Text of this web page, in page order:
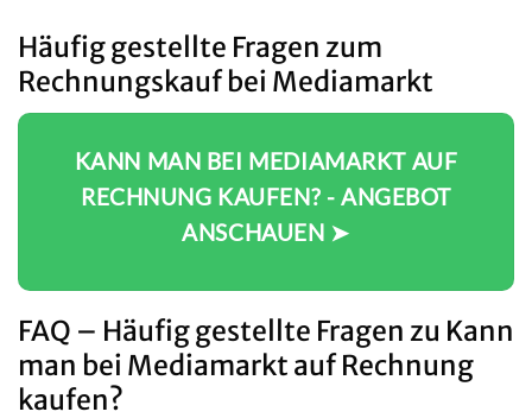
Häufig gestellte Fragen zum
Rechnungskauf bei Mediamarkt
KANN MAN BEI MEDIAMARKT AUF
RECHNUNG KAUFEN? - ANGEBOT
ANSCHAUEN ➤
FAQ – Häufig gestellte Fragen zu Kann
man bei Mediamarkt auf Rechnung
kaufen?